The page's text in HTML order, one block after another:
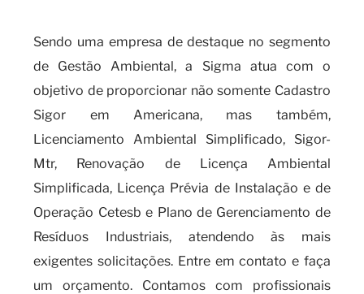
Sendo uma empresa de destaque no segmento
de Gestão Ambiental, a Sigma atua com o
objetivo de proporcionar não somente Cadastro
Sigor em Americana, mas também,
Licenciamento Ambiental Simplificado, Sigor-
Mtr, Renovação de Licença Ambiental
Simplificada, Licença Prévia de Instalação e de
Operação Cetesb e Plano de Gerenciamento de
Resíduos Industriais, atendendo às mais
exigentes solicitações. Entre em contato e faça
um orçamento. Contamos com profissionais